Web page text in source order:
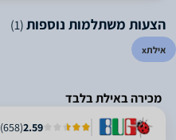
הצעות משתלמות נוספות(1)
אילתx
מכירה באילת בלבד
2.59
(
658
)